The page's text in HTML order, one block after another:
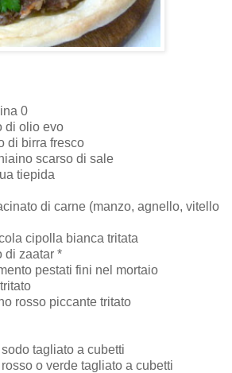
0
di olio evo
di birra fresco
scarso di sale
tiepida
di carne (manzo, agnello, vitello
cipolla bianca tritata
di zaatar *
pestati fini nel mortaio
rosso piccante tritato
tagliato a cubetti
o verde tagliato a cubetti